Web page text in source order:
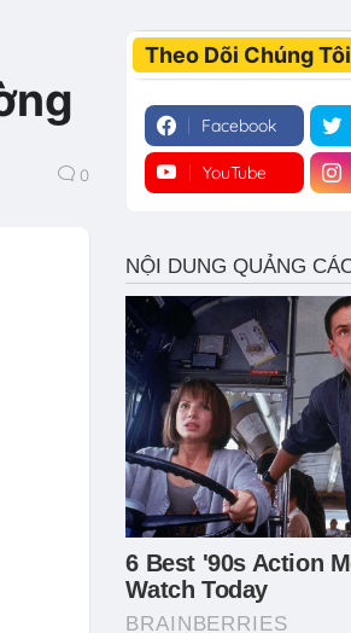
0
Theo Dõi Chúng Tôi
Facebook
YouTube